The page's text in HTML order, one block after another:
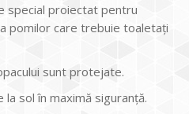
special proiectat pentru
pomilor care trebuie toaletaţi
sunt protejate.
sol în maximă siguranţă.